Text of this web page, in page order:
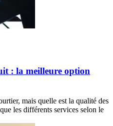
: la meilleure option
mais quelle est la qualité des
les différents services selon le